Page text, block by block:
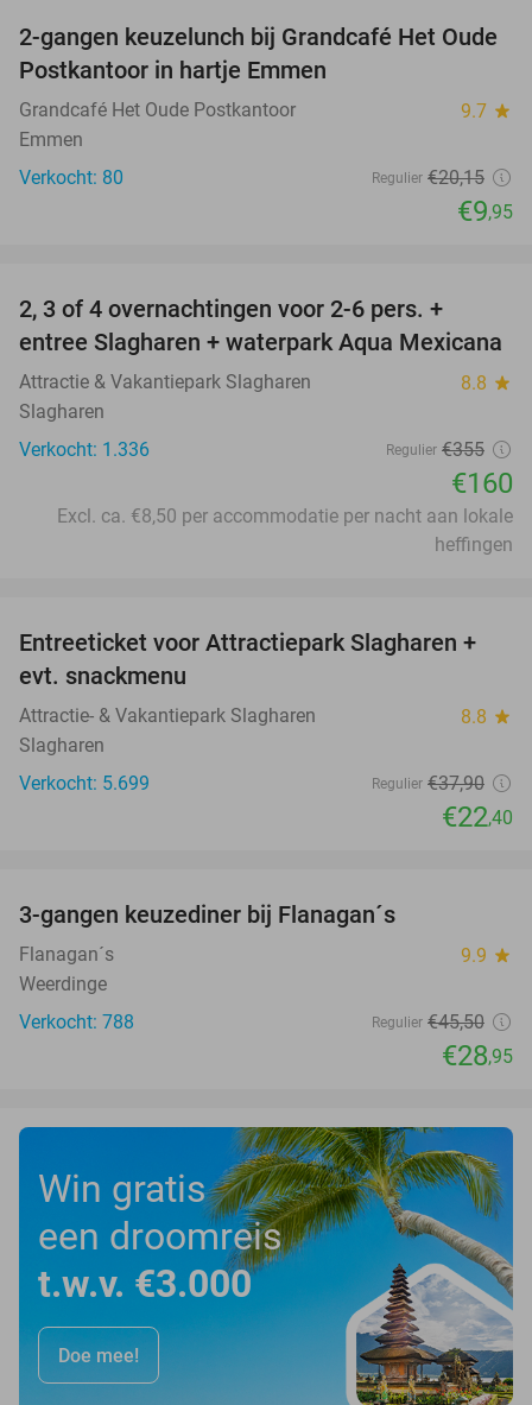
51%
2-gangen keuzelunch bij Grandcafé Het Oude
Postkantoor in hartje Emmen
Grandcafé Het Oude Postkantoor 9.7 star
Emmen
Verkocht: 80
Regulier €20,15
€9,95
2, 3 of 4 overnachtingen voor 2-6 pers. +
entree Slagharen + waterpark Aqua Mexicana
Attractie & Vakantiepark Slagharen 8.8 star
Slagharen
Verkocht: 1.336
Regulier €355
€160
Excl. ca. €8,50 per accommodatie per nacht aan lokale
heffingen
41%
Entreeticket voor Attractiepark Slagharen +
evt. snackmenu
Attractie- & Vakantiepark Slagharen 8.8 star
Slagharen
Verkocht: 5.699
Regulier €37,90
€22,40
3-gangen keuzediner bij Flanagan´s
Flanagan´s 9.9 star
Weerdinge
Verkocht: 788
Regulier €45,50
€28,95
Win gratis
een droomreis
t.w.v. €3.000
Doe mee!